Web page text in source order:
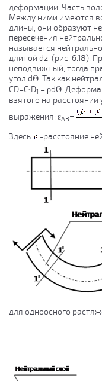
деформации. Часть
Между ними имеются
длины, они образуют
пересечения
называется
длиной dz. (рис. 6.18).
неподвижный, тогда
угол dΘ. Так как
CD=C1D1 = ρdΘ.
взятого на расстоянии
выражения: εАВ=
Здесь
-расстояние
для одноосного